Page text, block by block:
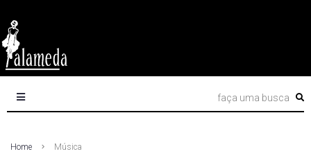
Home Música